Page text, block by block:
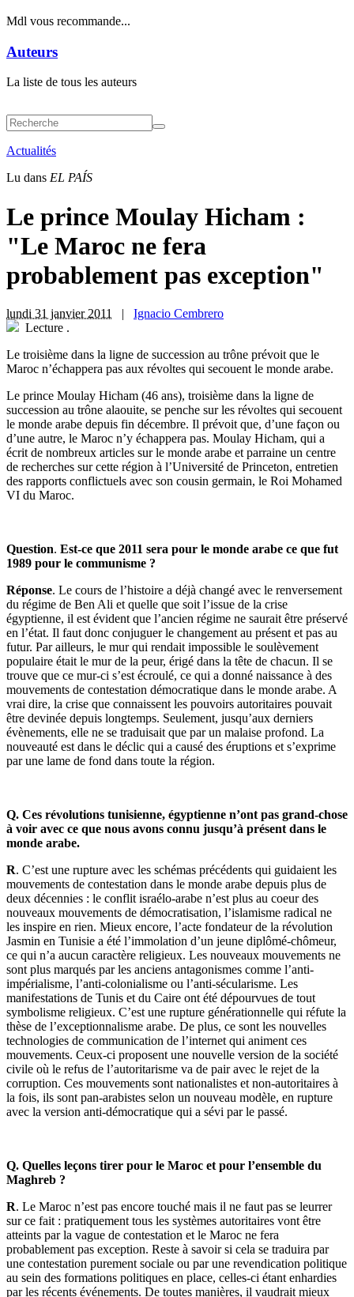
Mdl vous recommande...
Auteurs
La liste de tous les auteurs
Actualités
Lu dans EL PAÍS
Le prince Moulay Hicham :
"Le Maroc ne fera
probablement pas exception"
lundi 31 janvier 2011 | Ignacio Cembrero
Lecture .
Le troisième dans la ligne de succession au trône prévoit que le
Maroc n’échappera pas aux révoltes qui secouent le monde arabe.
Le prince Moulay Hicham (46 ans), troisième dans la ligne de
succession au trône alaouite, se penche sur les révoltes qui secouent
le monde arabe depuis fin décembre. Il prévoit que, d’une façon ou
d’une autre, le Maroc n’y échappera pas. Moulay Hicham, qui a
écrit de nombreux articles sur le monde arabe et parraine un centre
de recherches sur cette région à l’Université de Princeton, entretien
des rapports conflictuels avec son cousin germain, le Roi Mohamed
VI du Maroc.
Question. Est-ce que 2011 sera pour le monde arabe ce que fut
1989 pour le communisme ?
Réponse. Le cours de l’histoire a déjà changé avec le renversement
du régime de Ben Ali et quelle que soit l’issue de la crise
égyptienne, il est évident que l’ancien régime ne saurait être préservé
en l’état. Il faut donc conjuguer le changement au présent et pas au
futur. Par ailleurs, le mur qui rendait impossible le soulèvement
populaire était le mur de la peur, érigé dans la tête de chacun. Il se
trouve que ce mur-ci s’est écroulé, ce qui a donné naissance à des
mouvements de contestation démocratique dans le monde arabe. A
vrai dire, la crise que connaissent les pouvoirs autoritaires pouvait
être devinée depuis longtemps. Seulement, jusqu’aux derniers
évènements, elle ne se traduisait que par un malaise profond. La
nouveauté est dans le déclic qui a causé des éruptions et s’exprime
par une lame de fond dans toute la région.
Q. Ces révolutions tunisienne, égyptienne n’ont pas grand-chose
à voir avec ce que nous avons connu jusqu’à présent dans le
monde arabe.
R. C’est une rupture avec les schémas précédents qui guidaient les
mouvements de contestation dans le monde arabe depuis plus de
deux décennies : le conflit israélo-arabe n’est plus au coeur des
nouveaux mouvements de démocratisation, l’islamisme radical ne
les inspire en rien. Mieux encore, l’acte fondateur de la révolution
Jasmin en Tunisie a été l’immolation d’un jeune diplômé-chômeur,
ce qui n’a aucun caractère religieux. Les nouveaux mouvements ne
sont plus marqués par les anciens antagonismes comme l’anti-
impérialisme, l’anti-colonialisme ou l’anti-sécularisme. Les
manifestations de Tunis et du Caire ont été dépourvues de tout
symbolisme religieux. C’est une rupture générationnelle qui réfute la
thèse de l’exceptionnalisme arabe. De plus, ce sont les nouvelles
technologies de communication de l’internet qui animent ces
mouvements. Ceux-ci proposent une nouvelle version de la société
civile où le refus de l’autoritarisme va de pair avec le rejet de la
corruption. Ces mouvements sont nationalistes et non-autoritaires à
la fois, ils sont pan-arabistes selon un nouveau modèle, en rupture
avec la version anti-démocratique qui a sévi par le passé.
Q. Quelles leçons tirer pour le Maroc et pour l’ensemble du
Maghreb ?
R. Le Maroc n’est pas encore touché mais il ne faut pas se leurrer
sur ce fait : pratiquement tous les systèmes autoritaires vont être
atteints par la vague de contestation et le Maroc ne fera
probablement pas exception. Reste à savoir si cela se traduira par
une contestation purement sociale ou par une revendication politique
au sein des formations politiques en place, celles-ci étant enhardies
par les récents événements. De toutes manières, il vaudrait mieux